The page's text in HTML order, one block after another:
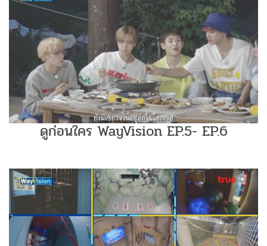
ดูก่อนใคร WayVision EP.5- EP.6